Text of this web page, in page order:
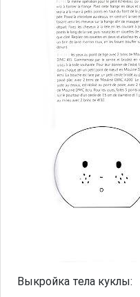
Выкройка тела куклы: